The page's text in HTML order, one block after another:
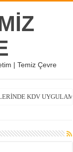
| Temiz Çevre
KDV